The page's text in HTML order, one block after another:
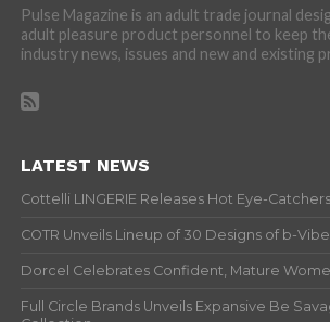
Pulse Magazine is an adult trade journal
adult pleasure product personnel to keep
industry news, issues and new and existing
LATEST NEWS
Cottelli LINGERIE Releases Hot Eye-
COTR Unveils Lineup of 30 Designs of b-
Dorcel Celebrates Confident, Mature Women
Full Circle Brands Unveils Expansive Be